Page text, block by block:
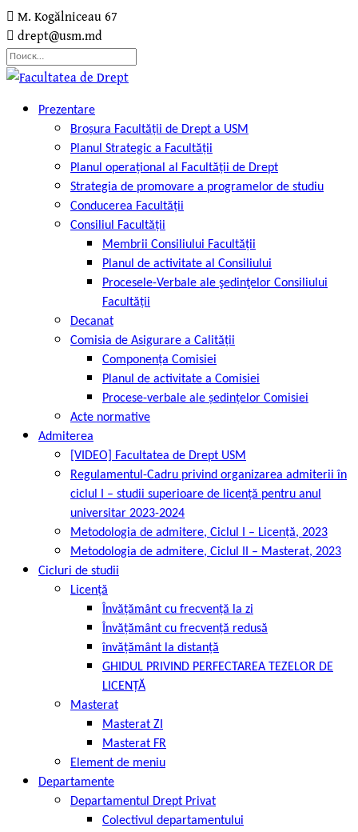
M. Kogălniceau 67
drept@usm.md
Prezentare
Broșura Facultății de Drept a USM
Planul Strategic a Facultății
Planul operațional al Facultății de Drept
Strategia de promovare a programelor de studiu
Conducerea Facultății
Consiliul Facultății
Membrii Consiliului Facultății
Planul de activitate al Consiliului
Procesele-Verbale ale şedinţelor Consiliului
Facultății
Decanat
Comisia de Asigurare a Calității
Componența Comisiei
Planul de activitate a Comisiei
Procese-verbale ale ședințelor Comisiei
Acte normative
Admiterea
[VIDEO] Facultatea de Drept USM
Regulamentul-Cadru privind organizarea admiterii în
ciclul I – studii superioare de licență pentru anul
universitar 2023-2024
Metodologia de admitere, Ciclul I – Licență, 2023
Metodologia de admitere, Ciclul II – Masterat, 2023
Cicluri de studii
Licență
Învățământ cu frecvență la zi
Învățământ cu frecvență redusă
învățământ la distanță
GHIDUL PRIVIND PERFECTAREA TEZELOR DE
LICENȚĂ
Masterat
Masterat ZI
Masterat FR
Element de meniu
Departamente
Departamentul Drept Privat
Colectivul departamentului